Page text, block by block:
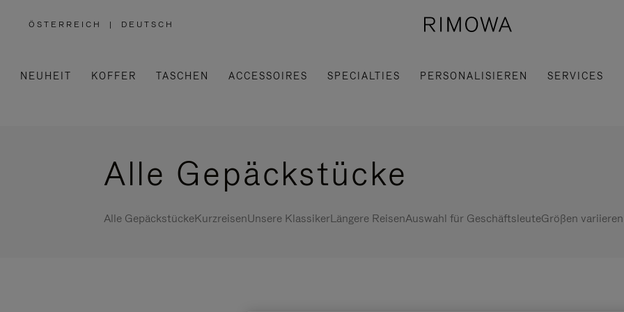
ÖSTERREICH
,
AUS
| DEUTSCH
NEUHEIT KOFFER TASCHEN ACCESSOIRES SPECIALTIES PERSONALISIEREN SERVICES
Alle Gepäckstücke
Alle GepäckstückeKurzreisenUnsere KlassikerLängere ReisenAuswahl für GeschäftsleuteGrößen